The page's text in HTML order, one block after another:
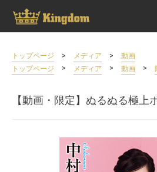
トップページ > メディア >
動画
トップページ
> メディア > 動画 >
【動画・限定】ぬるぬる極上